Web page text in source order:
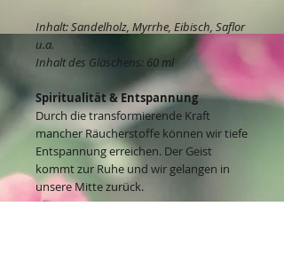
Inhalt: Sandelholz, Myrrhe, Eibisch, Saflor
u.a.
Inhalt des Gläschens: 60 ml
Spiritualität & Entspannung
Durch die transformierende Kraft
mancher Räucherstoffe können wir tiefe
Entspannung erreichen. Der Geist
kommt zur Ruhe und wir gelangen in
unsere Mitte zurück.